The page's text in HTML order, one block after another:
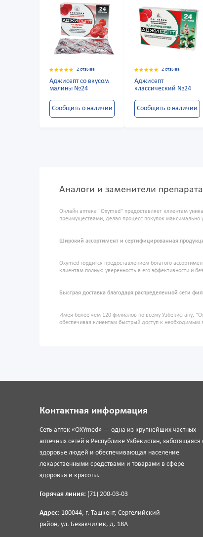
2 отзыва
Аджисепт со вкусом
малины №24
Сообщить о наличии
2 отзыва
Аджисепт
классический №24
Сообщить о наличии
Аналоги и заменители
Онлайн аптека "Oxymed" предоставляет клиентам
преимуществами, делая процесс покупок
Широкий ассортимент и сертифицированная
Oxymed гордится предоставлением богатого
клиентам полную уверенность в его эффективности и
Быстрая доставка благодаря распределенной сети
Имея более чем 120 филиалов по всему Узбекистану,
обеспечивая клиентам быстрый доступ к
Контактная информация
Сеть аптек «OXYmed» — одна из крупнейших частных
аптечных сетей в Республике Узбекистан, заботящаяся
здоровье людей и обеспечивающая население
лекарственными средствами и товарами в сфере
здоровья и красоты.
Горячая линия: (71) 200-03-03
Адрес: 100044, г. Ташкент, Сергелийский
район, ул. Безакчилик, д. 18А